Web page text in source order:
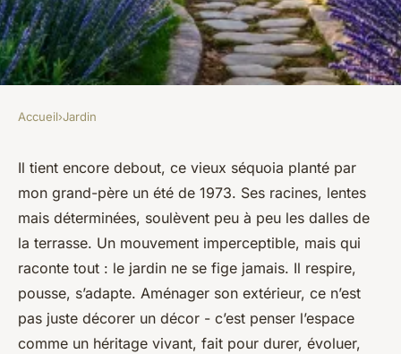
11 idées novatrices pour un
aménagement de jardin réussi
Arielle•04/06/2026 09:10•8 min de lecture
Accueil›Jardin
Il tient encore debout, ce vieux séquoia planté par
mon grand-père un été de 1973. Ses racines, lentes
mais déterminées, soulèvent peu à peu les dalles de
la terrasse. Un mouvement imperceptible, mais qui
raconte tout : le jardin ne se fige jamais. Il respire,
pousse, s’adapte. Aménager son extérieur, ce n’est
pas juste décorer un décor - c’est penser l’espace
comme un héritage vivant, fait pour durer, évoluer,